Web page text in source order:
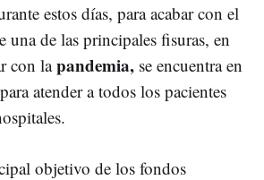
estos días, para acabar con el
de las principales fisuras, en
con lapandemia, se encuentra en
atender a todos los pacientes
objetivo de los fondos